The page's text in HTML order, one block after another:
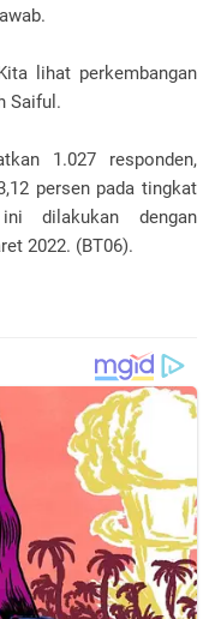
lihat perkembangan
Saiful.
1.027 responden,
persen pada tingkat
dilakukan dengan
2022. (BT06).